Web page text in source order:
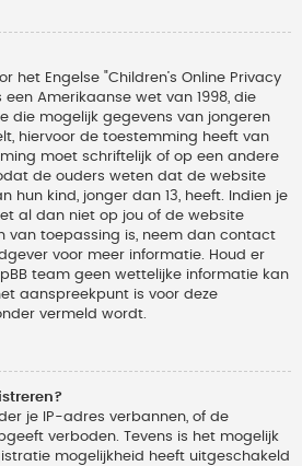
het Engelse "Children’s Online Privacy
Amerikaanse wet van 1998, die
die mogelijk gegevens van jongeren
hiervoor de toestemming heeft van
moet schriftelijk of op een andere
de ouders weten dat de website
hun kind, jonger dan 13, heeft. Indien je
al dan niet op jou of de website
van toepassing is, neem dan contact
voor meer informatie. Houd er
team geen wettelijke informatie kan
aanspreekpunt is voor deze
vermeld wordt.
je IP-adres verbannen, of de
verboden. Tevens is het mogelijk
mogelijkheid heeft uitgeschakeld